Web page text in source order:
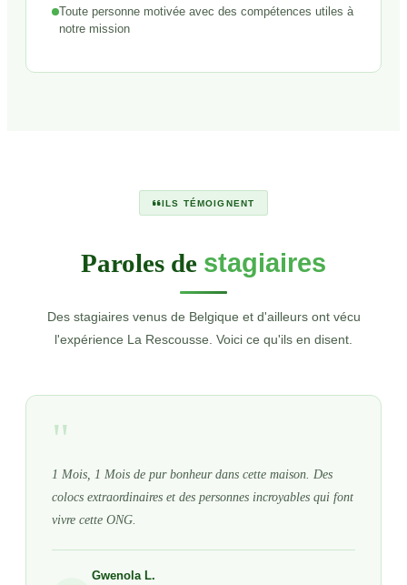
Toute personne motivée avec des compétences utiles à
notre mission
ILS TÉMOIGNENT
Paroles de stagiaires
Des stagiaires venus de Belgique et d'ailleurs ont vécu
l'expérience La Rescousse. Voici ce qu'ils en disent.
"
1 Mois, 1 Mois de pur bonheur dans cette maison. Des
colocs extraordinaires et des personnes incroyables qui font
vivre cette ONG.
Gwenola L.